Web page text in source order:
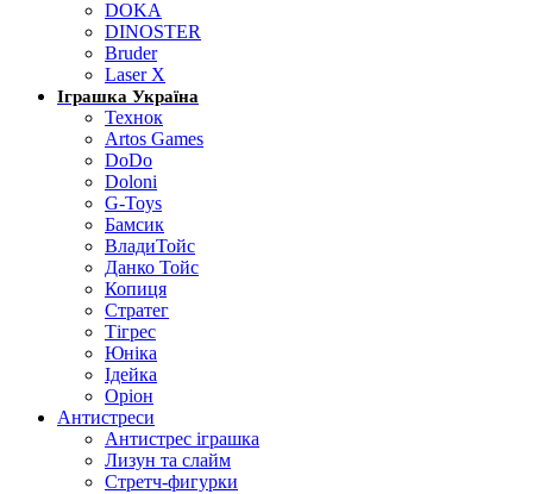
DOKA
DINOSTER
Bruder
Laser X
Іграшка Україна
Технок
Artos Games
DoDo
Doloni
G-Toys
Бамсик
ВладиТойс
Данко Тойс
Копиця
Стратег
Тігрес
Юніка
Ідейка
Оріон
Антистреси
Антистрес іграшка
Лизун та слайм
Стретч-фигурки